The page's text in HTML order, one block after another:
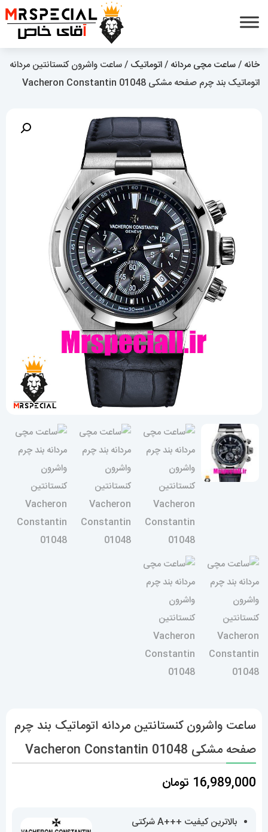
خانه /ساعت مچی مردانه /اتوماتیک / ساعت واشرون کنستانتین مردانه
اتوماتیک بند چرم صفحه مشکی Vacheron Constantin 01048
ساعت واشرون کنستانتین مردانه اتوماتیک بند چرم
صفحه مشکی Vacheron Constantin 01048
16,989,000 تومان
بالاترین کیفیت +++A شرکتی